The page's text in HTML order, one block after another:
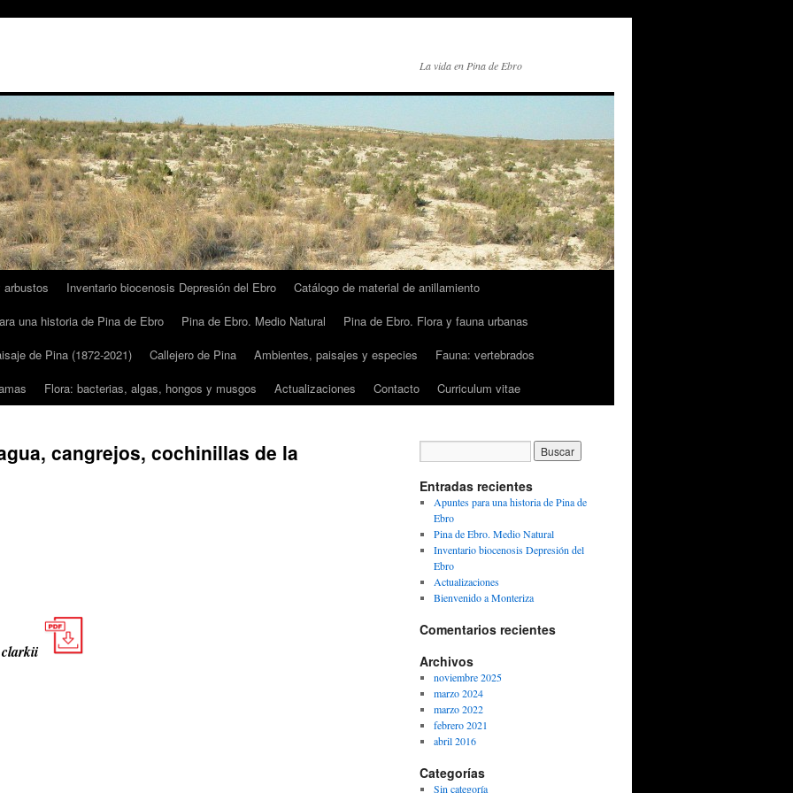
La vida en Pina de Ebro
arbustos Inventario biocenosis Depresión del Ebro
Catálogo de material de anillamiento
una historia de Pina de Ebro Pina de Ebro. Medio Natural
Pina de Ebro. Flora y fauna urbanas
de Pina (1872-2021)
Callejero de Pina Ambientes, paisajes y especies
Fauna: vertebrados
Flora: bacterias, algas, hongos y musgos Actualizaciones Contacto Curriculum vitae
cangrejos, cochinillas de la
Entradas recientes
Apuntes para una historia de Pina de
Ebro
Pina de Ebro. Medio Natural
Inventario biocenosis Depresión del
Ebro
Actualizaciones
Bienvenido a Monteriza
Comentarios recientes
Archivos
noviembre 2025
marzo 2024
marzo 2022
febrero 2021
abril 2016
Categorías
Sin categoría